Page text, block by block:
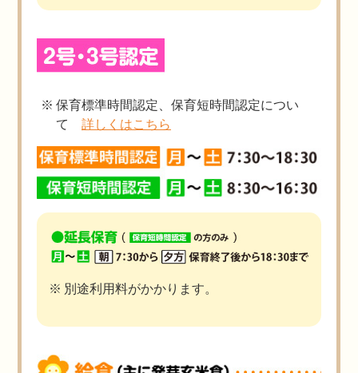
保育標準時間認定、保育短時間認定につい
て詳しくはこちら
別途利用料がかかります。